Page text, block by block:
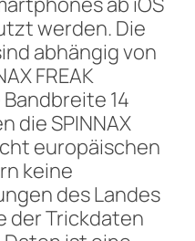
werden. Die
abhängig von
FREAK
14
die SPINNAX
europäischen
keine
des Landes
der Trickdaten